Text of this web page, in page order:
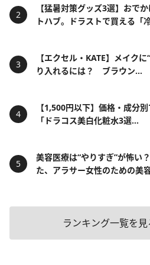
【猛暑対策グッズ3選】おで
トハブ。ドラストで買える「
【エクセル・KATE】メイク
り入れるには？ ブラウン...
【1,500円以下】価格・成分
「ドラコス美白化粧水3選...
美容医療は“やりすぎ”が怖い
た、アラサー女性のための美
ランキング一覧を見